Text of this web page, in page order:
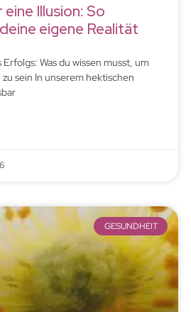
Illusion: So
eigene Realität
Was du wissen musst, um
sein In unserem hektischen
GESUNDHEIT